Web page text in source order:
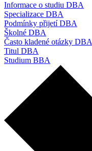
Informace o studiu DBA
Specializace DBA
Podmínky přijetí DBA
Školné DBA
Často kladené otázky DBA
Titul DBA
Studium BBA